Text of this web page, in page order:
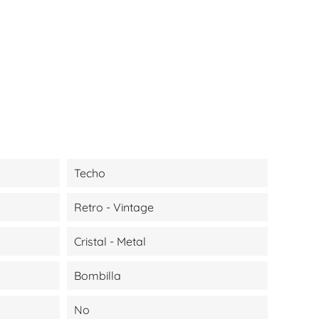
Techo
Retro - Vintage
Cristal - Metal
Bombilla
No